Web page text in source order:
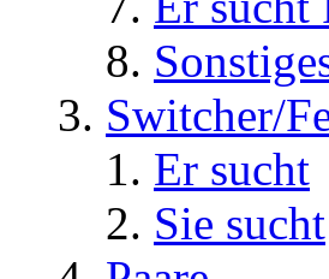
Switcher/
Er sucht
Sie sucht